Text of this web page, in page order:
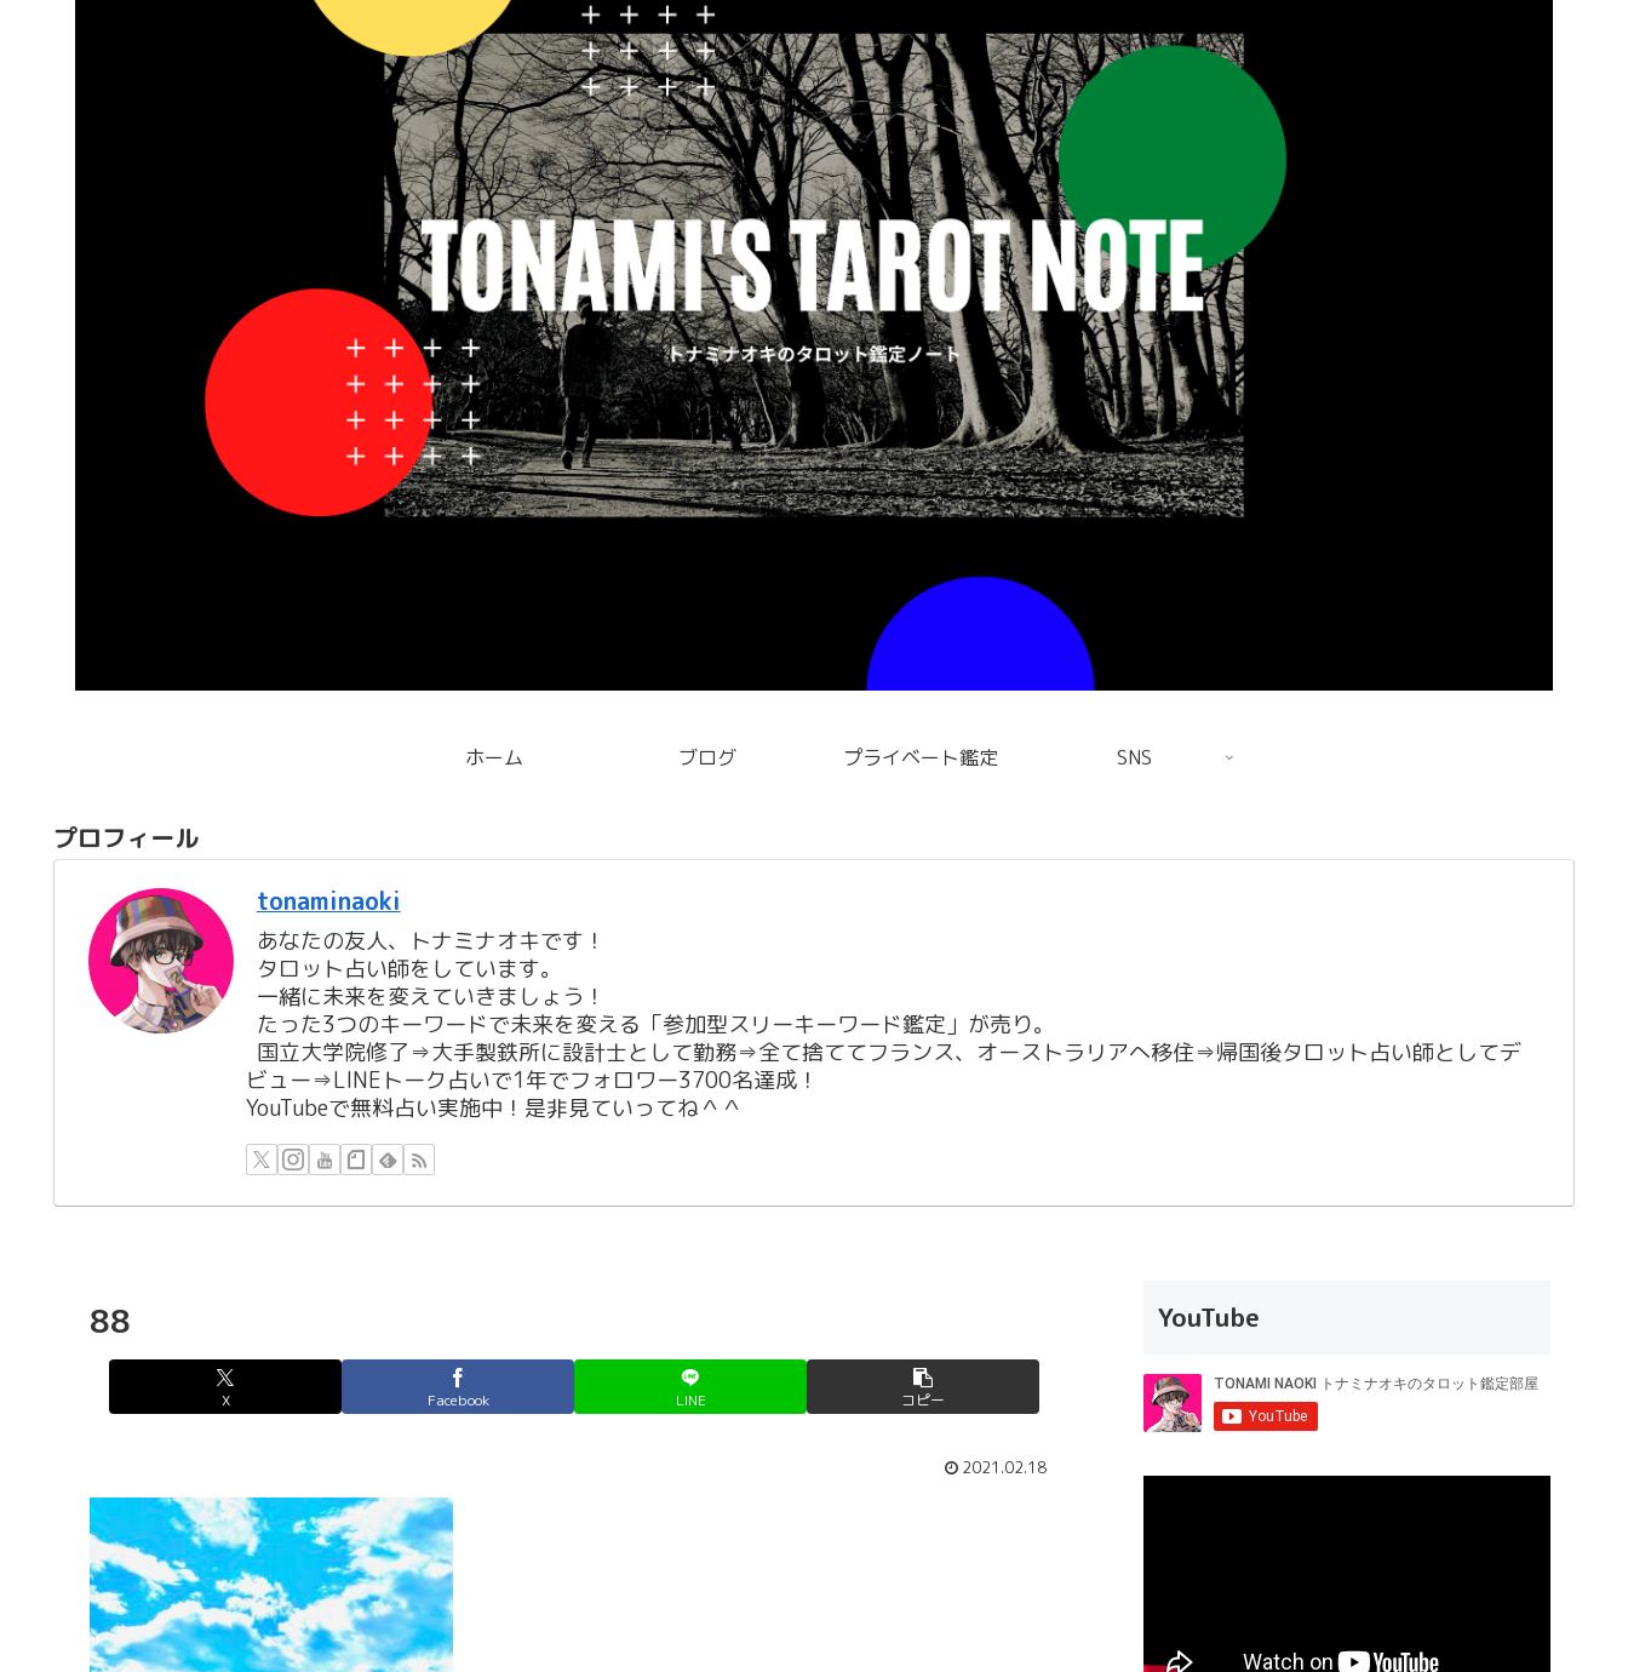
ホーム ブログ プライベート鑑定 SNS
プロフィール
tonaminaoki
あなたの友人、トナミナオキです！
タロット占い師をしています。
一緒に未来を変えていきましょう！
たった3つのキーワードで未来を変える「参加型スリーキーワード鑑定」が売り。
国立大学院修了⇒大手製鉄所に設計士として勤務⇒全て捨ててフランス、オーストラリアへ移住⇒帰国後タロット占い師としてデ
ビュー⇒LINEトーク占いで1年でフォロワー3700名達成！
YouTubeで無料占い実施中！是非見ていってね＾＾
88
X Facebook LINE コピー
2021.02.18
YouTube